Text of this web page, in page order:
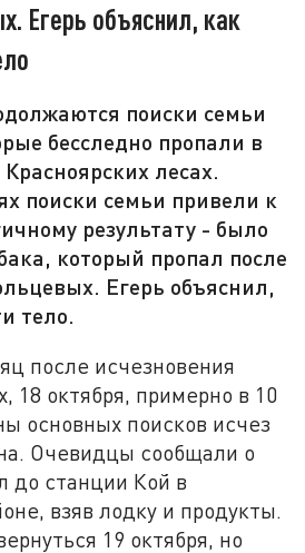
Егерь объяснил, как
поиски семьи
бесследно пропали в
лесах.
поиски семьи привели к
результату - было
который пропал после
Егерь объяснил,
тело.
после исчезновения
18 октября, примерно в 10
основных поисков исчез
Очевидцы сообщали о
до станции Кой в
взяв лодку и продукты.
19 октября, но